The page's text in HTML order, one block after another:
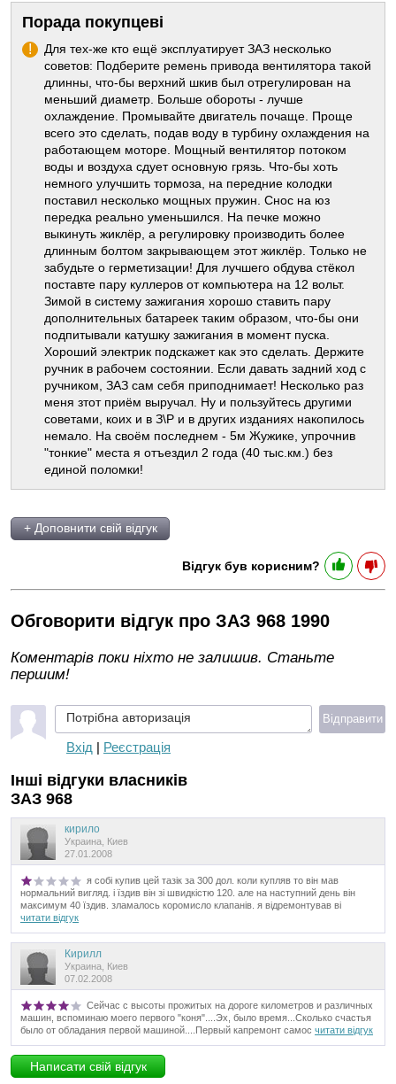
Порада покупцеві
Для тех-же кто ещё эксплуатирует ЗАЗ несколько
советов: Подберите ремень привода вентилятора такой
длинны, что-бы верхний шкив был отрегулирован на
меньший диаметр. Больше обороты - лучше
охлаждение. Промывайте двигатель почаще. Проще
всего это сделать, подав воду в турбину охлаждения на
работающем моторе. Мощный вентилятор потоком
воды и воздуха сдует основную грязь. Что-бы хоть
немного улучшить тормоза, на передние колодки
поставил несколько мощных пружин. Снос на юз
передка реально уменьшился. На печке можно
выкинуть жиклёр, а регулировку производить более
длинным болтом закрывающем этот жиклёр. Только не
забудьте о герметизации! Для лучшего обдува стёкол
поставте пару куллеров от компьютера на 12 вольт.
Зимой в систему зажигания хорошо ставить пару
дополнительных батареек таким образом, что-бы они
подпитывали катушку зажигания в момент пуска.
Хороший электрик подскажет как это сделать. Держите
ручник в рабочем состоянии. Если давать задний ход с
ручником, ЗАЗ сам себя приподнимает! Несколько раз
меня зтот приём выручал. Ну и пользуйтесь другими
советами, коих и в З\Р и в других изданиях накопилось
немало. На своём последнем - 5м Жужике, упрочнив
"тонкие" места я отъездил 2 года (40 тыс.км.) без
единой поломки!
+ Доповнити свій відгук
Відгук був корисним?
Обговорити відгук про ЗАЗ 968 1990
Коментарів поки ніхто не залишив. Станьте
першим!
Потрібна авторизація
Вхід | Реєстрація
Відправити
Інші відгуки власників
ЗАЗ 968
кирило
Украина, Киев
27.01.2008
я собі купив цей тазік за 300 дол. коли купляв то він мав
нормальний вигляд. і їздив він зі швидкістю 120. але на наступний день він
максимум 40 їздив. зламалось коромисло клапанів. я відремонтував ві
читати відгук
Кирилл
Украина, Киев
07.02.2008
Сейчас с высоты прожитых на дороге километров и различных
машин, вспоминаю моего первого "коня"....Эх, было время...Сколько счастья
было от обладания первой машиной....Первый капремонт самос читати відгук
Написати свій відгук